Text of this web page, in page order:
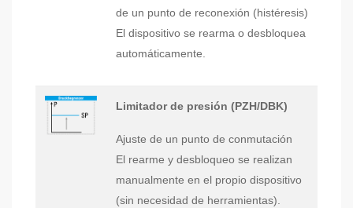
de un punto de reconexión (histéresis)
El dispositivo se rearma o desbloquea
automáticamente.
Limitador de presión (PZH/DBK)
Ajuste de un punto de conmutación
El rearme y desbloqueo se realizan
manualmente en el propio dispositivo
(sin necesidad de herramientas).